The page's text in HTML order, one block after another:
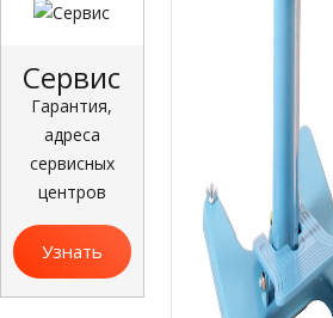
Сервис
Гарантия,
адреса
сервисных
центров
Узнать
больше